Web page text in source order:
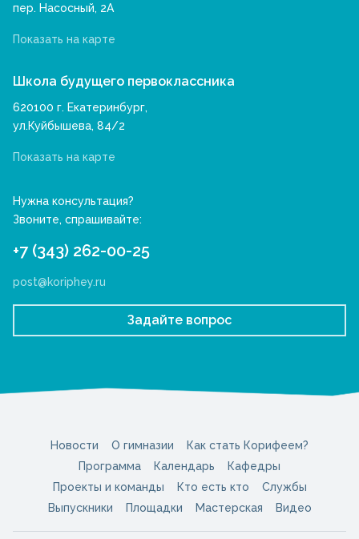
пер. Насосный, 2А
Показать на карте
Школа будущего первоклассника
620100 г. Екатеринбург,
ул.Куйбышева, 84/2
Показать на карте
Нужна консультация?
Звоните, спрашивайте:
+7 (343) 262-00-25
post@koriphey.ru
Задайте вопрос
Новости О гимназии
Как стать Корифеем?
Программа
Календарь
Кафедры
Проекты и команды
Кто есть кто
Службы
Выпускники
Площадки Мастерская Видео